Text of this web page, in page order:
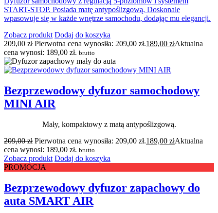
START-STOP. Posiada matę antypoślizgową. Doskonale
wpasowuje się w każde wnętrze samochodu, dodając mu elegancji.
Zobacz produkt Dodaj do koszyka
209,00zł Pierwotna cena wynosiła: 209,00 zł.189,00 złAktualna
cena wynosi: 189,00 zł. brutto
Bezprzewodowy dyfuzor samochodowy
MINI AIR
Mały, kompaktowy z matą antypoślizgową.
209,00zł Pierwotna cena wynosiła: 209,00 zł.189,00 złAktualna
cena wynosi: 189,00 zł. brutto
Zobacz produkt Dodaj do koszyka
PROMOCJA
Bezprzewodowy dyfuzor zapachowy do
auta SMART AIR